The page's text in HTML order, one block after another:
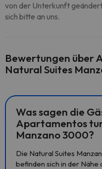
von der Unterkunft
sich bitte an uns.
Bewertungen über
Natural Suites
Was sagen die
Apartamentos
Manzano 3000?
Die Natural Suites
befinden sich in der Nähe